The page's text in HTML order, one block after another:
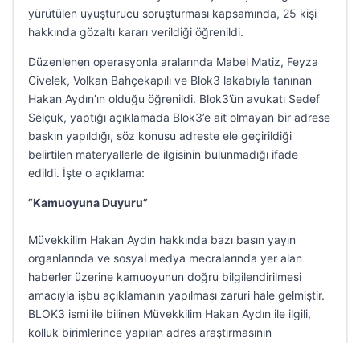
yürütülen uyuşturucu soruşturması kapsamında, 25 kişi
hakkında gözaltı kararı verildiği öğrenildi.
Düzenlenen operasyonla aralarında Mabel Matiz, Feyza
Civelek, Volkan Bahçekapılı ve Blok3 lakabıyla tanınan
Hakan Aydın’ın olduğu öğrenildi. Blok3’ün avukatı Sedef
Selçuk, yaptığı açıklamada Blok3’e ait olmayan bir adrese
baskın yapıldığı, söz konusu adreste ele geçirildiği
belirtilen materyallerle de ilgisinin bulunmadığı ifade
edildi. İşte o açıklama:
”Kamuoyuna Duyuru”
Müvekkilim Hakan Aydın hakkında bazı basın yayın
organlarında ve sosyal medya mecralarında yer alan
haberler üzerine kamuoyunun doğru bilgilendirilmesi
amacıyla işbu açıklamanın yapılması zaruri hale gelmiştir.
BLOK3 ismi ile bilinen Müvekkilim Hakan Aydın ile ilgili,
kolluk birimlerince yapılan adres araştırmasının